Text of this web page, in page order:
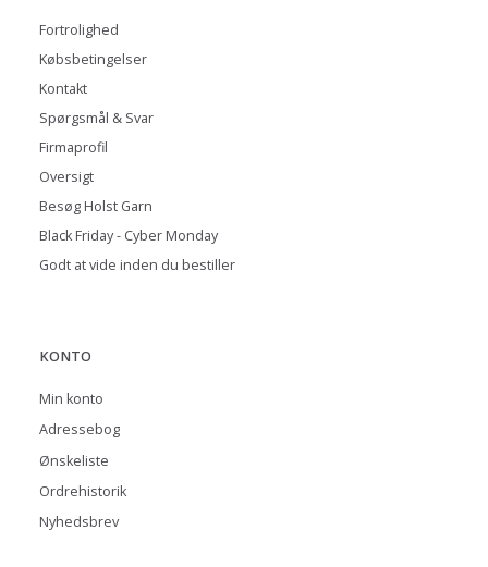
Fortrolighed
Købsbetingelser
Kontakt
Spørgsmål & Svar
Firmaprofil
Oversigt
Besøg Holst Garn
Black Friday - Cyber Monday
Godt at vide inden du bestiller
KONTO
Min konto
Adressebog
Ønskeliste
Ordrehistorik
Nyhedsbrev